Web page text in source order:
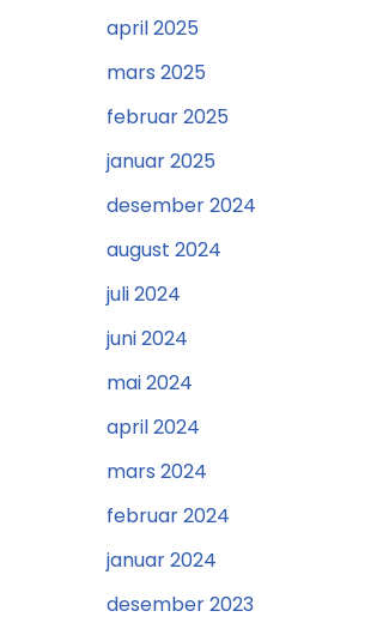
april 2025
mars 2025
februar 2025
januar 2025
desember 2024
august 2024
juli 2024
juni 2024
mai 2024
april 2024
mars 2024
februar 2024
januar 2024
desember 2023